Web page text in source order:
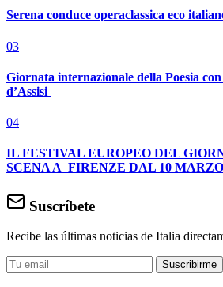
Serena conduce operaclassica eco
03
Giornata internazionale della Poesia
d’Assisi
04
IL FESTIVAL EUROPEO DEL
SCENA A FIRENZE DAL 10 MARZO
Suscríbete
Recibe las últimas noticias de Italia
Suscribirme